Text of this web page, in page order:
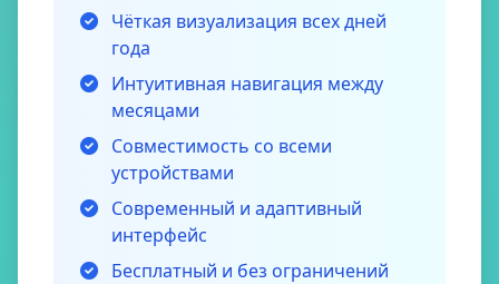
Чёткая визуализация всех дней
года
Интуитивная навигация между
месяцами
Совместимость со всеми
устройствами
Современный и адаптивный
интерфейс
Бесплатный и без ограничений